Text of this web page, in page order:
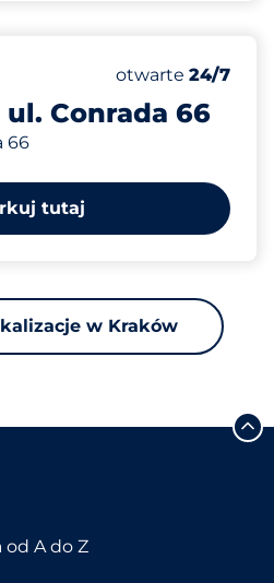
Conrada 66
66
Liczba miejsc
Całkowita
Sobota
otwarte 24/7
tutaj
w Kraków
od A do Z